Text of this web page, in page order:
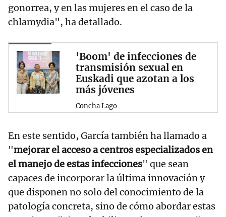
gonorrea, y en las mujeres en el caso de la
chlamydia", ha detallado.
'Boom' de infecciones de
transmisión sexual en
Euskadi que azotan a los
más jóvenes
Concha Lago
En este sentido, García también ha llamado a
"mejorar el acceso a centros especializados en
el manejo de estas infecciones" que sean
capaces de incorporar la última innovación y
que disponen no solo del conocimiento de la
patología concreta, sino de cómo abordar estas